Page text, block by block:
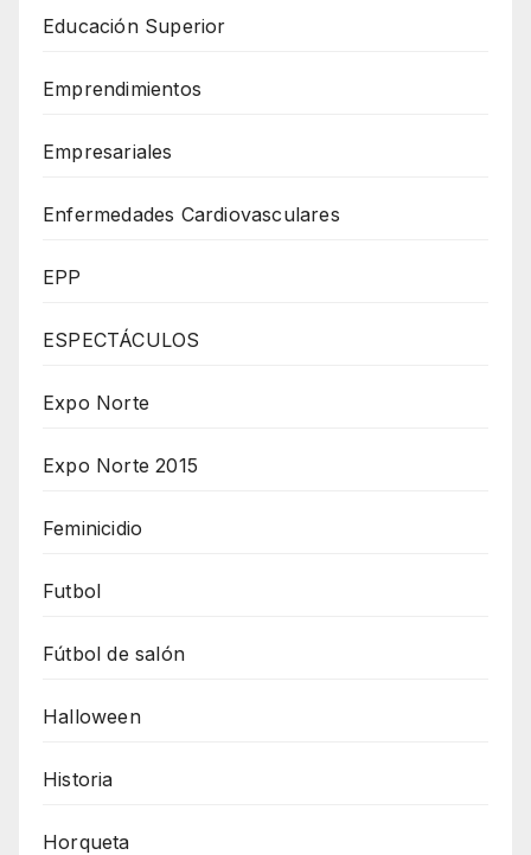
Educación Superior
Emprendimientos
Empresariales
Enfermedades Cardiovasculares
EPP
ESPECTÁCULOS
Expo Norte
Expo Norte 2015
Feminicidio
Futbol
Fútbol de salón
Halloween
Historia
Horqueta